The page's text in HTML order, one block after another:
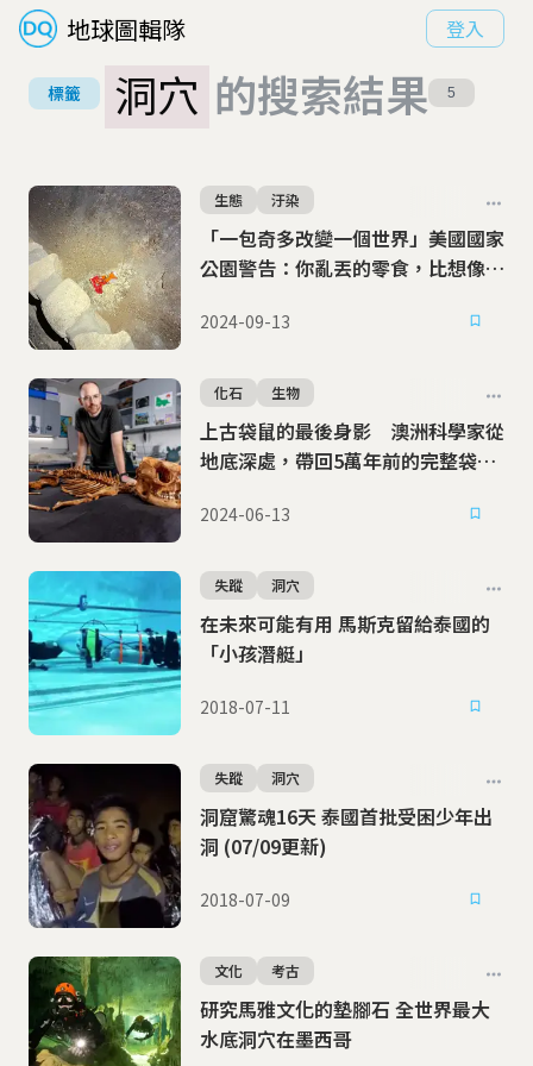
地球圖輯隊 登入
標籤 洞穴 的搜索結果 5
「一包奇多改變一個世界」美國國家
公園警告：你亂丟的零食，比想像中
生態 汙染
2024-09-13
上古袋鼠的最後身影 澳洲科學家從
地底深處，帶回5萬年前的完整袋鼠
化石 生物
2024-06-13
在未來可能有用 馬斯克留給泰國的
「小孩潛艇」
失蹤 洞穴
2018-07-11
洞窟驚魂16天 泰國首批受困少年出
洞 (07/09更新)
失蹤 洞穴
2018-07-09
研究馬雅文化的墊腳石 全世界最大
水底洞穴在墨西哥
文化 考古